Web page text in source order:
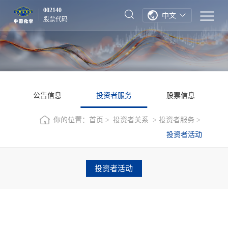
002140
股票代码
中文
公告信息 投资者服务 股票信息
你的位置： 首页 投资者关系
投资者服务
投资者活动
投资者活动